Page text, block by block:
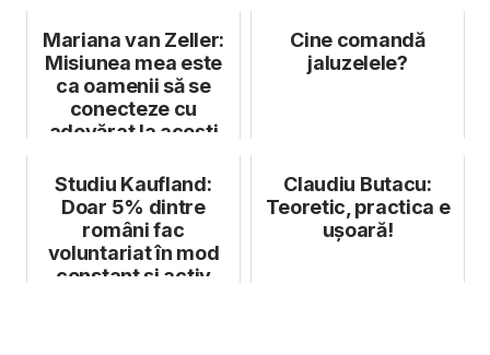
Mariana van Zeller:
Misiunea mea este
ca oamenii să se
conecteze cu
adevărat la acești
Cine comandă
jaluzelele?
Studiu Kaufland:
Doar 5% dintre
români fac
voluntariat în mod
constant și activ
Claudiu Butacu:
Teoretic, practica e
ușoară!